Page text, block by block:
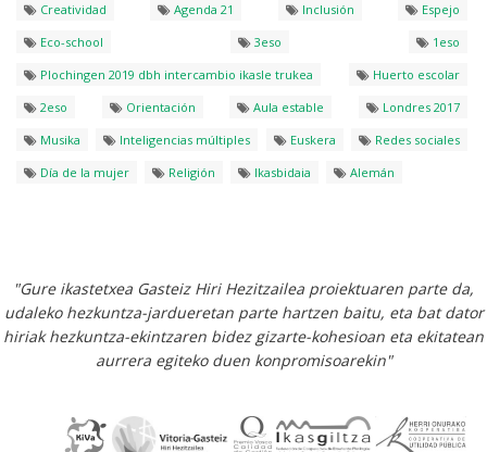
Creatividad
Agenda 21 Inclusión
Espejo
Eco-school
3eso
1eso
Plochingen 2019 dbh intercambio ikasle trukea
Huerto escolar
2eso
Orientación Aula estable
Londres 2017
Musika
Inteligencias múltiples Euskera
Redes sociales
Día de la mujer
Religión Ikasbidaia Alemán
"Gure ikastetxea Gasteiz Hiri Hezitzailea proiektuaren parte da,
udaleko hezkuntza-jardueretan parte hartzen baitu, eta bat dator
hiriak hezkuntza-ekintzaren bidez gizarte-kohesioan eta ekitatean
aurrera egiteko duen konpromisoarekin"